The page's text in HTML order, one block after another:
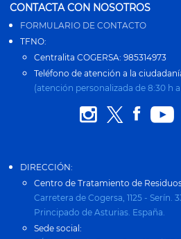
CONTACTA CON NOSOTROS
FORMULARIO DE CONTACTO
TFNO:
Centralita COGERSA: 985314973
Teléfono de atención a la
(atención personalizada de 8:30 h a
DIRECCIÓN:
Centro de Tratamiento de
Carretera de Cogersa, 1125 - Serín.
Principado de Asturias. España.
Sede social: